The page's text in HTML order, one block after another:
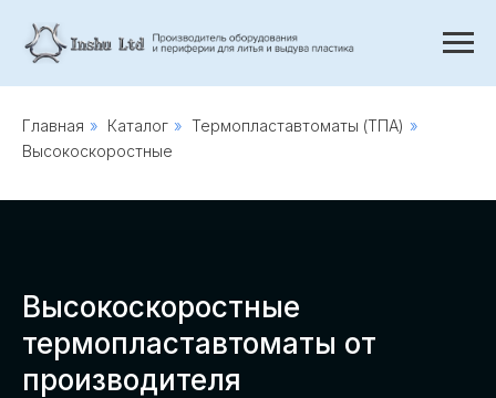
Главная » Каталог » Термопластавтоматы (ТПА) »
Высокоскоростные
Высокоскоростные
термопластавтоматы от
производителя